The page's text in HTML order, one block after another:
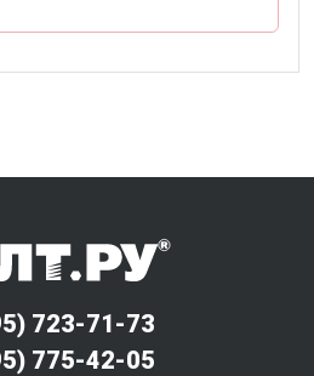
723-71-73
775-42-05